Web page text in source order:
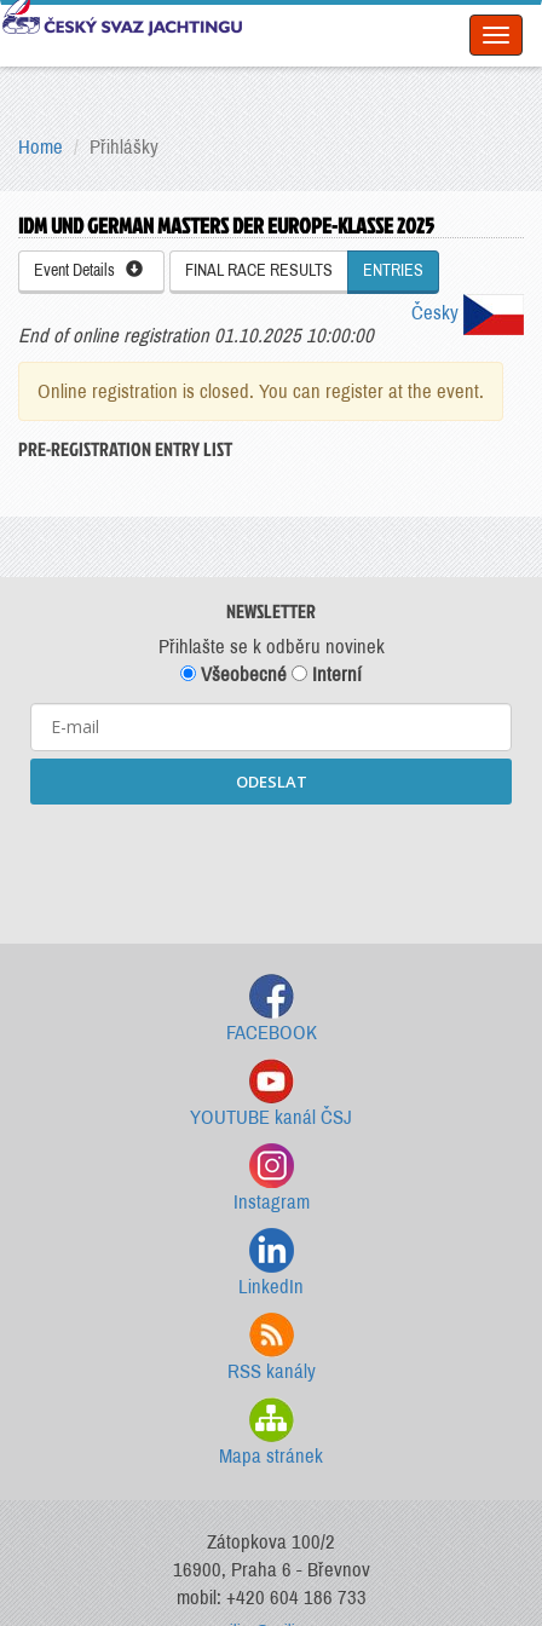
Home Přihlášky
IDM UND GERMAN MASTERS DER EUROPE-KLASSE 2025
Event Details FINAL RACE RESULTS ENTRIES
Česky
End of online registration 01.10.2025 10:00:00
Online registration is closed. You can register at the event.
PRE-REGISTRATION ENTRY LIST
NEWSLETTER
Přihlašte se k odběru novinek
Všeobecné
Interní
ODESLAT
FACEBOOK
YOUTUBE kanál ČSJ
Instagram
LinkedIn
RSS kanály
Mapa stránek
Zátopkova 100/2
16900, Praha 6 - Břevnov
mobil: +420 604 186 733